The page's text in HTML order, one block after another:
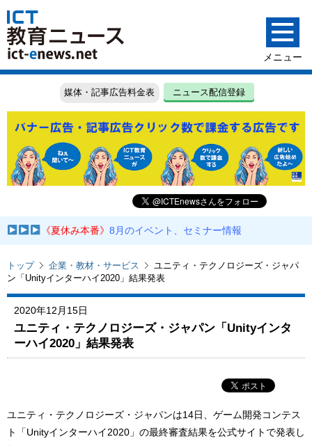
媒体・記事広告料金表 ニュース配信登録
《夏休み本番》8月のイベント、セミナー情報
トップ 企業・教材・サービス
ユニティ・テクノロジーズ・ジャパ
ン「Unityインターハイ2020」結果発表
2020年12月15日
ユニティ・テクノロジーズ・ジャパン「Unityインタ
ーハイ2020」結果発表
ユニティ・テクノロジーズ・ジャパンは14日、ゲーム開発コンテス
ト「Unityインターハイ2020」の最終審査結果を公式サイトで発表し